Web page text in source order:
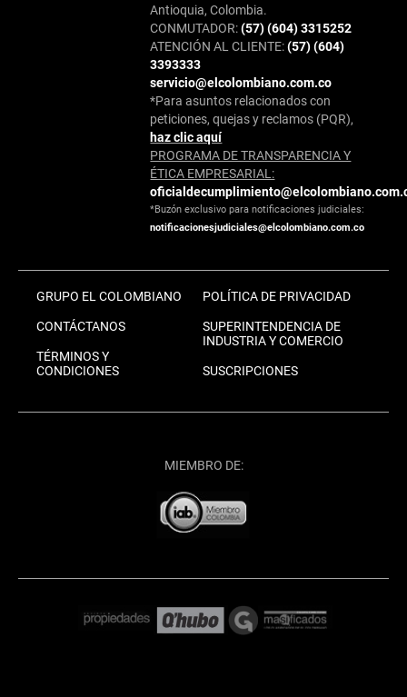
Antioquia, Colombia.
CONMUTADOR:(57) (604) 3315252
ATENCIÓN AL CLIENTE:(57) (604)
3393333
servicio@elcolombiano.com.co
*Para asuntos relacionados con
peticiones, quejas y reclamos (PQR),
haz clic aquí
PROGRAMA DE TRANSPARENCIA Y
ÉTICA EMPRESARIAL:
*Buzón exclusivo para notificaciones judiciales:
notificacionesjudiciales@elcolombiano.com.co
GRUPO EL COLOMBIANO
CONTÁCTANOS
TÉRMINOS Y
CONDICIONES
POLÍTICA DE PRIVACIDAD
SUPERINTENDENCIA DE
INDUSTRIA Y COMERCIO
SUSCRIPCIONES
MIEMBRO DE: